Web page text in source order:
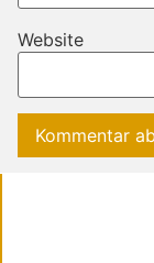
Website